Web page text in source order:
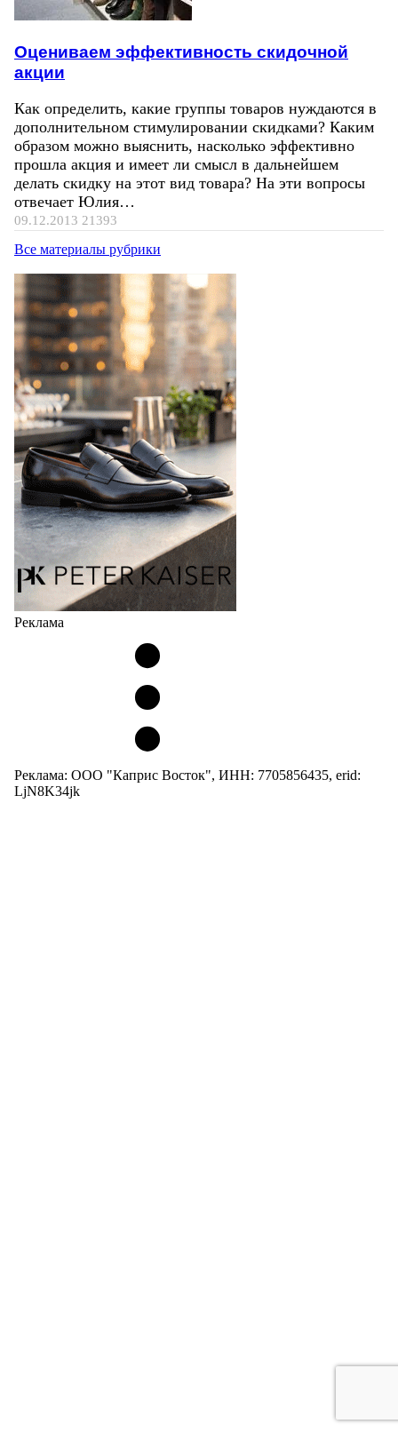
Оцениваем эффективность скидочной
акции
Как определить, какие группы товаров нуждаются в
дополнительном стимулировании скидками? Каким
образом можно выяснить, насколько эффективно
прошла акция и имеет ли смысл в дальнейшем
делать скидку на этот вид товара? На эти вопросы
отвечает Юлия…
09.12.2013 21393
Все материалы рубрики
Реклама
Реклама: ООО "Каприс Восток", ИНН: 7705856435, erid:
LjN8K34jk